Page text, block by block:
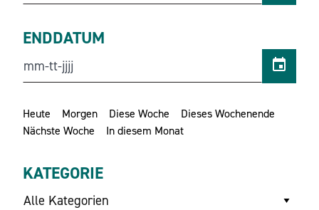
Heute Morgen Diese Woche
Dieses Wochenende
Nächste Woche
In diesem Monat
ENDDATUM
KATEGORIE
Alle Kategorien